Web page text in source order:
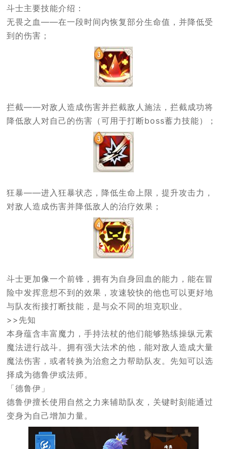
斗士主要技能介绍：
无畏之血——在一段时间内恢复部分生命值，并降低受
到的伤害；
拦截——对敌人造成伤害并拦截敌人施法，拦截成功将
降低敌人对自己的伤害（可用于打断boss蓄力技能）；
狂暴——进入狂暴状态，降低生命上限，提升攻击力，
对敌人造成伤害并降低敌人的治疗效果；
斗士更加像一个前锋，拥有为自身回血的能力，能在冒
险中发挥意想不到的效果，攻速较快的他也可以更好地
与队友衔接打断技能，是与众不同的坦克职业。
>>先知
本身蕴含丰富魔力，手持法杖的他们能够熟练操纵元素
魔法进行战斗。拥有强大法术的他，能对敌人造成大量
魔法伤害，或者转换为治愈之力帮助队友。先知可以选
择成为德鲁伊或法师。
「德鲁伊」
德鲁伊擅长使用自然之力来辅助队友，关键时刻能通过
变身为自己增加力量。